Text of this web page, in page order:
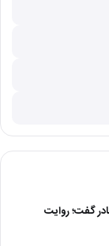
گفت؛ روایت